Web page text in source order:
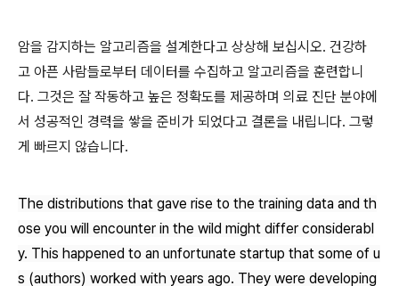
암을 감지하는 알고리즘을 설계한다고 상상해 보십시오. 건강하
고 아픈 사람들로부터 데이터를 수집하고 알고리즘을 훈련합니
다. 그것은 잘 작동하고 높은 정확도를 제공하며 의료 진단 분야에
서 성공적인 경력을 쌓을 준비가 되었다고 결론을 내립니다. 그렇
게 빠르지 않습니다.
The distributions that gave rise to the training data and th
ose you will encounter in the wild might differ considerabl
y. This happened to an unfortunate startup that some of u
s (authors) worked with years ago. They were developing